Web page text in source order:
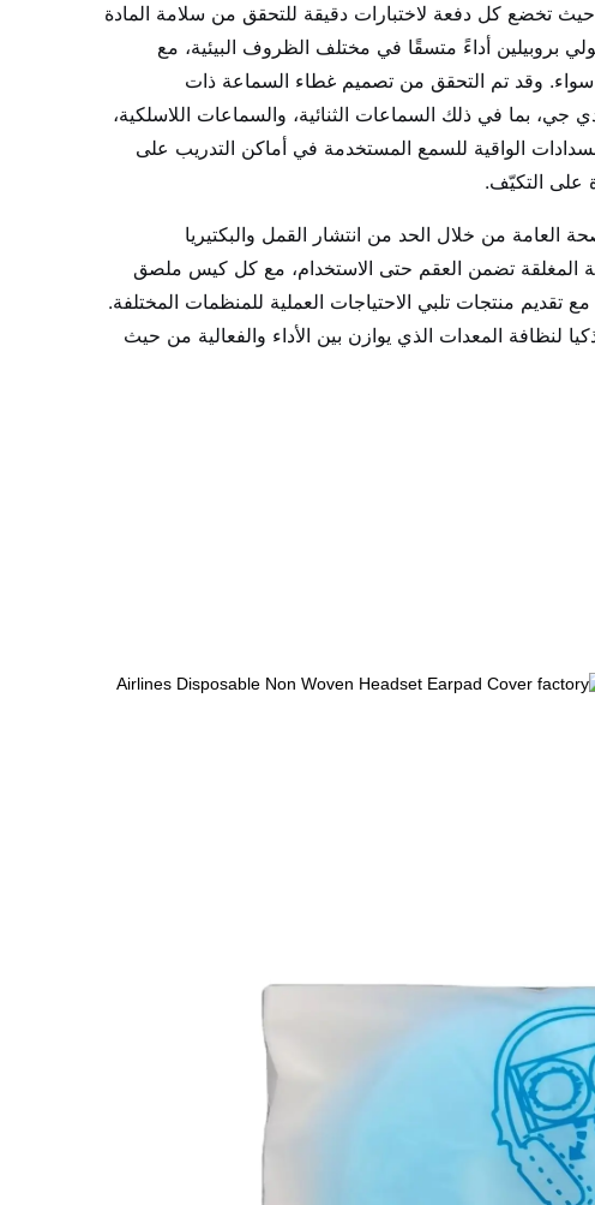
تخضع كل دفعة لاختبارات دقيقة للتحقق من سلامة المادة
بروبيلين أداءً متسقًا في مختلف الظروف البيئية، مع
سواء. وقد تم التحقق من تصميم غطاء السماعة ذات
بما في ذلك السماعات الثنائية، والسماعات اللاسلكية،
الواقية للسمع المستخدمة في أماكن التدريب على
على التكيّف.
العامة من خلال الحد من انتشار القمل والبكتيريا
المغلقة تضمن العقم حتى الاستخدام، مع كل كيس ملصق
تقديم منتجات تلبي الاحتياجات العملية للمنظمات المختلفة.
لنظافة المعدات الذي يوازن بين الأداء والفعالية من حيث